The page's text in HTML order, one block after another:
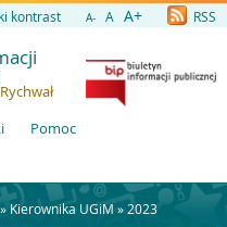
kontrast A- A A+ RSS
Pomoc
Kierownika UGiM» 2023